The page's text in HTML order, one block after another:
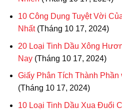
10 Công Dụng Tuyệt Vời
Nhất (Tháng 10 17, 2024)
20 Loại Tinh Dầu Xông
Nay (Tháng 10 17, 2024)
Giấy Phân Tích Thành Phần
(Tháng 10 17, 2024)
10 Loại Tinh Dầu Xua Đuổi